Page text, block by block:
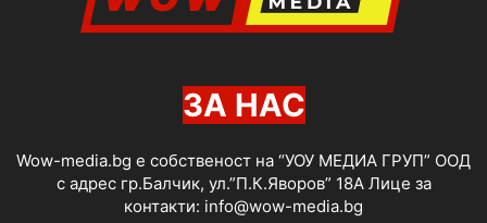
ЗА НАС
Wow-media.bg е собственост на “УОУ МЕДИА ГРУП” ООД
с адрес гр.Балчик, ул.”П.К.Яворов” 18А Лице за
контакти: info@wow-media.bg